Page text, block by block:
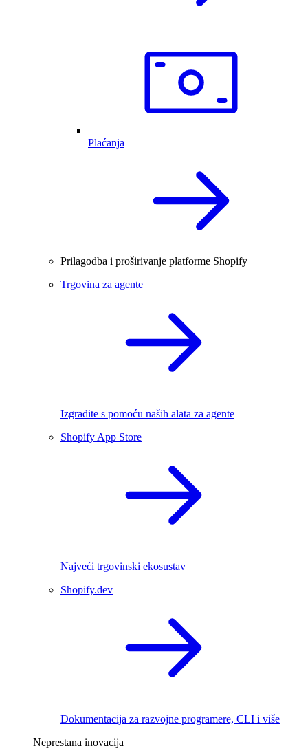
Plaćanja
Prilagodba i proširivanje platforme Shopify
Trgovina za agente
Izgradite s pomoću naših alata za agente
Shopify App Store
Najveći trgovinski ekosustav
Shopify.dev
Dokumentacija za razvojne programere, CLI i više
Neprestana inovacija